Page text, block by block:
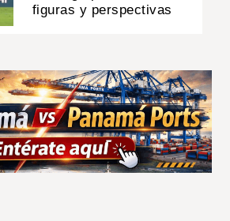
figuras y perspectivas